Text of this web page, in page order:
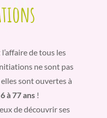
de tous les
ne sont pas
sont ouvertes à
à 77 ans !
de découvrir ses